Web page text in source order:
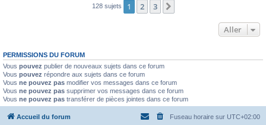
128 sujets 1 2 3
Aller
PERMISSIONS DU FORUM
Vous pouvez publier de nouveaux sujets dans ce forum
Vous pouvez répondre aux sujets dans ce forum
Vous ne pouvez pas modifier vos messages dans ce forum
Vous ne pouvez pas supprimer vos messages dans ce forum
Vous ne pouvez pas transférer de pièces jointes dans ce forum
Accueil du forum Fuseau horaire sur UTC+02:00